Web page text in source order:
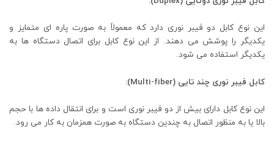
این نوع کابل دو فیبر نوری دارد که معمولاً به صورت پاره ‌ای متمایز و
یکدیگر را پوشش می‌ دهند. از این نوع کابل برای اتصال دستگاه ‌ها به
یکدیگر استفاده می ‌شود.
کابل فیبر نوری چند تایی (Multi-fiber):
این نوع کابل دارای بیش از دو فیبر نوری است و برای انتقال داده ‌ها با حجم
بالا یا به منظور اتصال به چندین دستگاه به صورت همزمان به کار می ‌رود.